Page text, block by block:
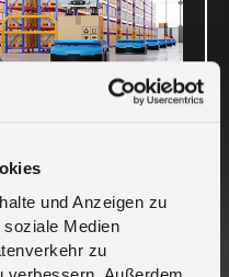
und Anzeigen zu
Medien
zu
logistici di
a guida
per scoprire